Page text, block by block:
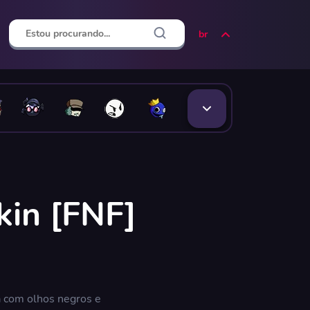
br
[FNF]
olhos negros e